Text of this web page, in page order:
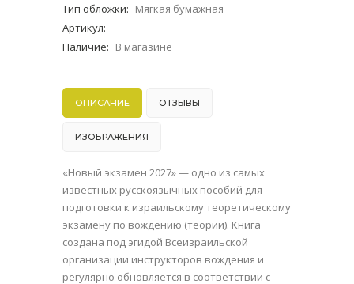
Тип обложки: Мягкая бумажная
Артикул:
Наличие: В магазине
ОПИСАНИЕ ОТЗЫВЫ
ИЗОБРАЖЕНИЯ
«Новый экзамен 2027» — одно из самых
известных русскоязычных пособий для
подготовки к израильскому теоретическому
экзамену по вождению (теории). Книга
создана под эгидой Всеизраильской
организации инструкторов вождения и
регулярно обновляется в соответствии с